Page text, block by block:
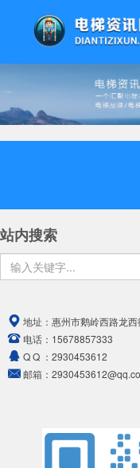
站内搜索
地址： 惠州市鹅岭西路龙
电话： 15678857333
Q Q ： 2930453612
邮箱：